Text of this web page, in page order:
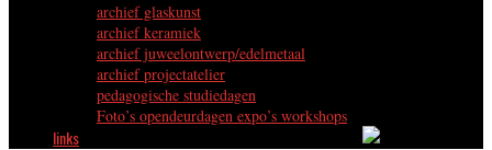
archief glaskunst
archief keramiek
archief juweelontwerp/edelmetaal
archief projectatelier
pedagogische studiedagen
Foto’s opendeurdagen expo’s workshops
links